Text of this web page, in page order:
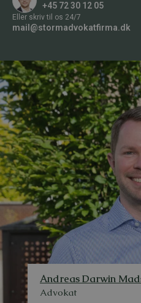
+45 72 30 12 05
Eller skriv til os 24/7
mail@stormadvokatfirma.dk
Andreas Darwin
Advokat